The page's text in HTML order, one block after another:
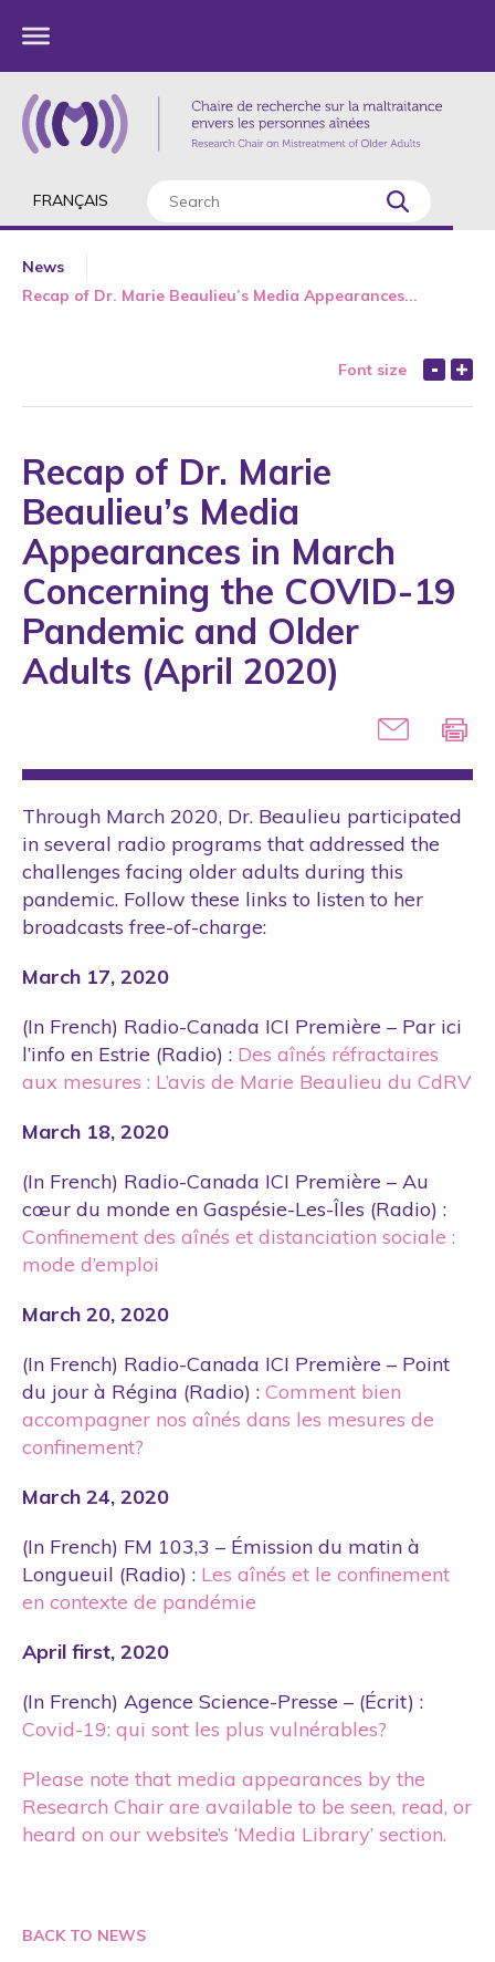
FRANÇAIS
News
Recap of Dr. Marie Beaulieu’s Media Appearances...
Font size
Recap of Dr. Marie
Beaulieu’s Media
Appearances in March
Concerning the COVID-19
Pandemic and Older
Adults (April 2020)
Through March 2020, Dr. Beaulieu participated
in several radio programs that addressed the
challenges facing older adults during this
pandemic. Follow these links to listen to her
broadcasts free-of-charge:
March 17, 2020
(In French) Radio-Canada ICI Première – Par ici
l’info en Estrie (Radio) : Des aînés réfractaires
aux mesures : L’avis de Marie Beaulieu du CdRV
March 18, 2020
(In French) Radio-Canada ICI Première – Au
cœur du monde en Gaspésie-Les-Îles (Radio) :
Confinement des aînés et distanciation sociale :
mode d’emploi
March 20, 2020
(In French) Radio-Canada ICI Première – Point
du jour à Régina (Radio) : Comment bien
accompagner nos aînés dans les mesures de
confinement?
March 24, 2020
(In French) FM 103,3 – Émission du matin à
Longueuil (Radio) : Les aînés et le confinement
en contexte de pandémie
April first, 2020
(In French) Agence Science-Presse – (Écrit) :
Covid-19: qui sont les plus vulnérables?
Please note that media appearances by the
Research Chair are available to be seen, read, or
heard on our website’s ‘Media Library’ section.
BACK TO NEWS